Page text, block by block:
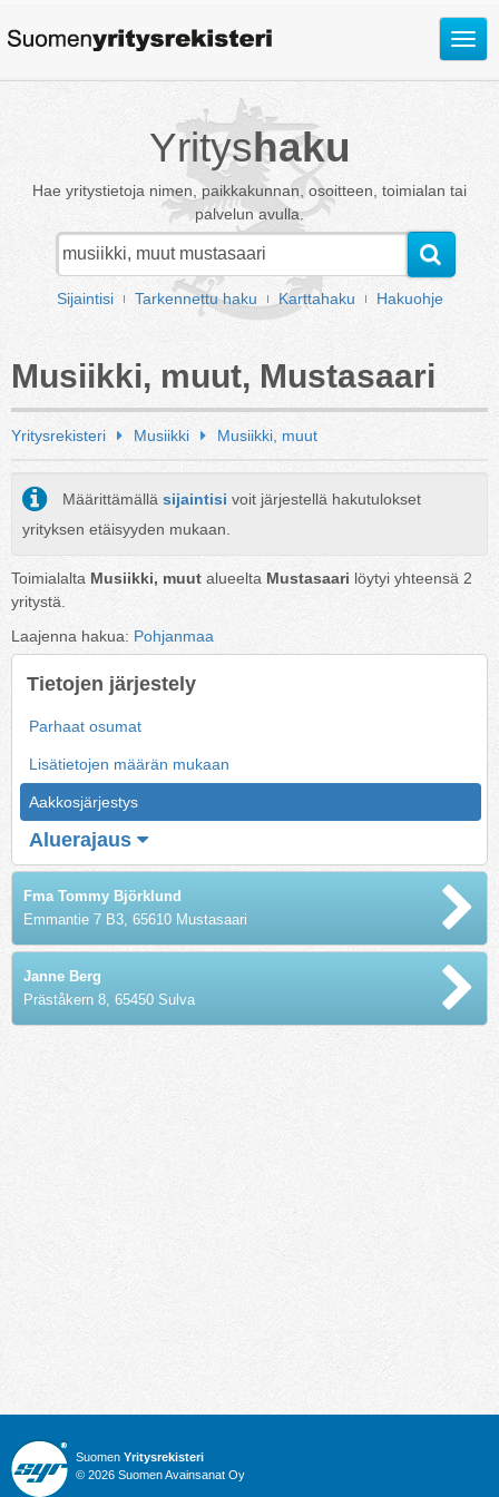
Avaa
Yrityshaku
Hae yritystietoja nimen, paikkakunnan, osoitteen, toimialan tai
palvelun avulla.
Sijaintisi Tarkennettu haku Karttahaku Hakuohje
Musiikki, muut, Mustasaari
Yritysrekisteri Musiikki Musiikki, muut
Määrittämällä sijaintisi voit järjestellä hakutulokset
yrityksen etäisyyden mukaan.
Toimialalta Musiikki, muut alueelta Mustasaari löytyi yhteensä 2
yritystä.
Laajenna hakua: Pohjanmaa
Tietojen järjestely
Parhaat osumat
Lisätietojen määrän mukaan
Aakkosjärjestys
Aluerajaus
Fma Tommy Björklund
Emmantie 7 B3, 65610 Mustasaari
Janne Berg
Präståkern 8, 65450 Sulva
Suomen Yritysrekisteri
© 2026 Suomen Avainsanat Oy